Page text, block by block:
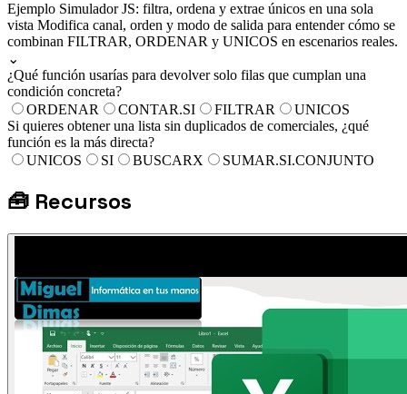
Ejemplo Simulador JS: filtra, ordena y extrae únicos en una sola
vista Modifica canal, orden y modo de salida para entender cómo se
combinan FILTRAR, ORDENAR y UNICOS en escenarios reales.
⌄
¿Qué función usarías para devolver solo filas que cumplan una
condición concreta?
ORDENAR
CONTAR.SI FILTRAR
UNICOS
Si quieres obtener una lista sin duplicados de comerciales, ¿qué
función es la más directa?
UNICOS
SI BUSCARX SUMAR.SI.CONJUNTO
🧰 Recursos